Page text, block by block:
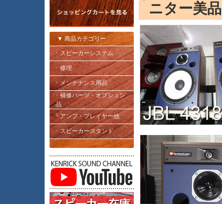
▼ 商品カテゴリー
･ スピーカーシステム
･ 修理
･ メンテナンス用品
･ 補修パーツ・オプション
品
･ アンプ・プレイヤー他
･ スピーカースタンド
ニター美品